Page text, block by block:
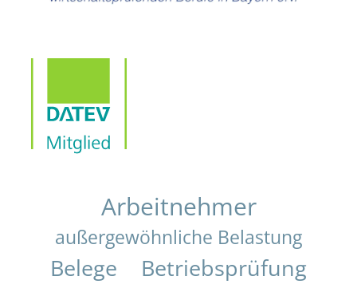
Arbeitnehmer
außergewöhnliche Belastung
Belege Betriebsprüfung